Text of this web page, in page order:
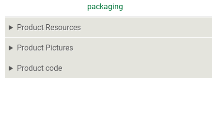
packaging
Product Resources
Product Pictures
Product code